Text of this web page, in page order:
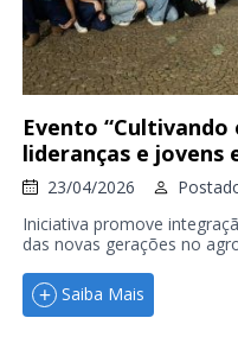
Evento
lideranças e jovens
23/04/2026
Iniciativa promove
das novas gerações no
Saiba Mais